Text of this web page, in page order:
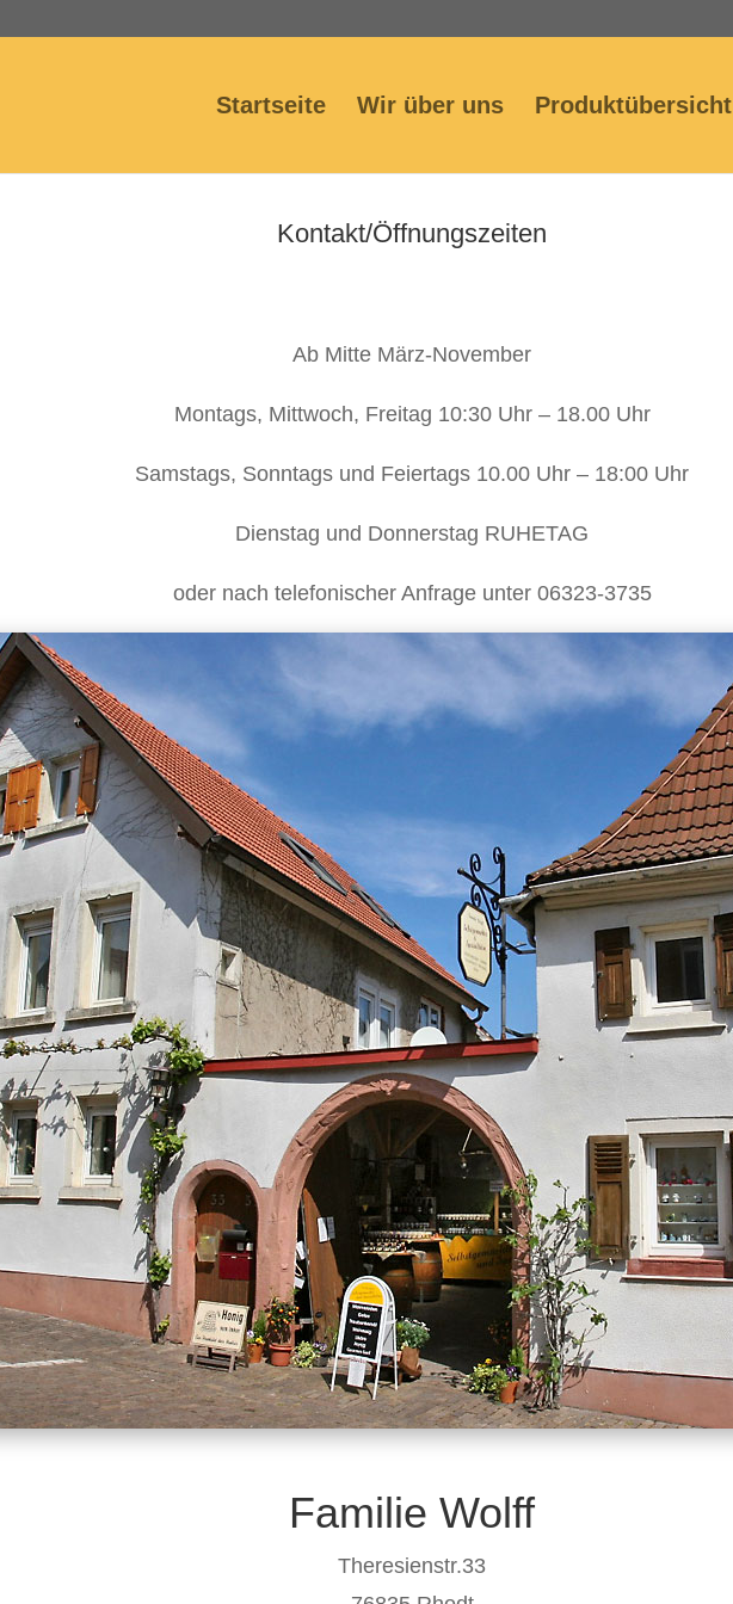
Startseite Wir über uns Produktübersicht
Kontakt/Öffnungszeiten
Ab Mitte März-November
Montags, Mittwoch, Freitag 10:30 Uhr – 18.00 Uhr
Samstags, Sonntags und Feiertags 10.00 Uhr – 18:00 Uhr
Dienstag und Donnerstag RUHETAG
oder nach telefonischer Anfrage unter 06323-3735
Familie Wolff
Theresienstr.33